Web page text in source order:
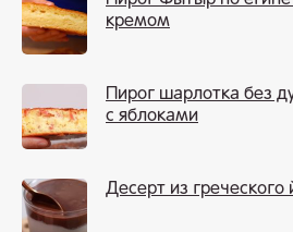
кремом
Пирог шарлотка без
с яблоками
Десерт из греческого